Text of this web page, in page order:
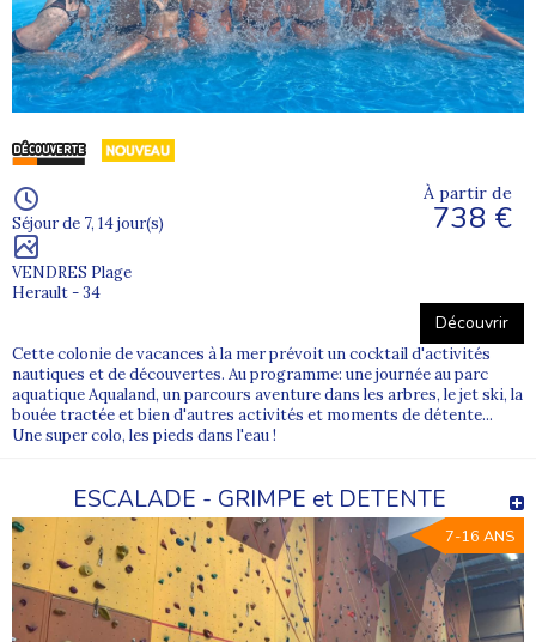
Séjour de 7, 14 jour(s)
VENDRES Plage
Herault - 34
À partir de
738 €
Découvrir
Cette colonie de vacances à la mer prévoit un cocktail d'activités
nautiques et de découvertes. Au programme: une journée au parc
aquatique Aqualand, un parcours aventure dans les arbres, le jet ski, la
bouée tractée et bien d'autres activités et moments de détente...
Une super colo, les pieds dans l'eau !
ESCALADE - GRIMPE et DETENTE
7-16 ANS